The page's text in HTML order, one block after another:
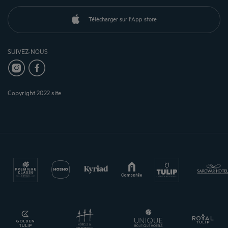
Télécharger sur l'App store
SUIVEZ-NOUS
Copyright 2022 site